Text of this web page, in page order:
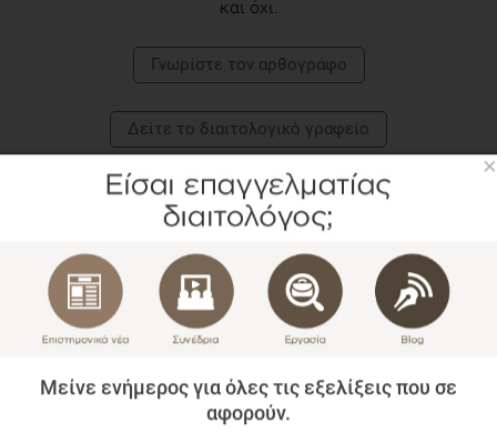
και όχι.
Γνωρίστε τoν αρθογράφο
Δείτε το διαιτολογικό γραφείο
×
Μείνε ενήμερος για όλες τις εξελίξεις που σε
αφορούν.